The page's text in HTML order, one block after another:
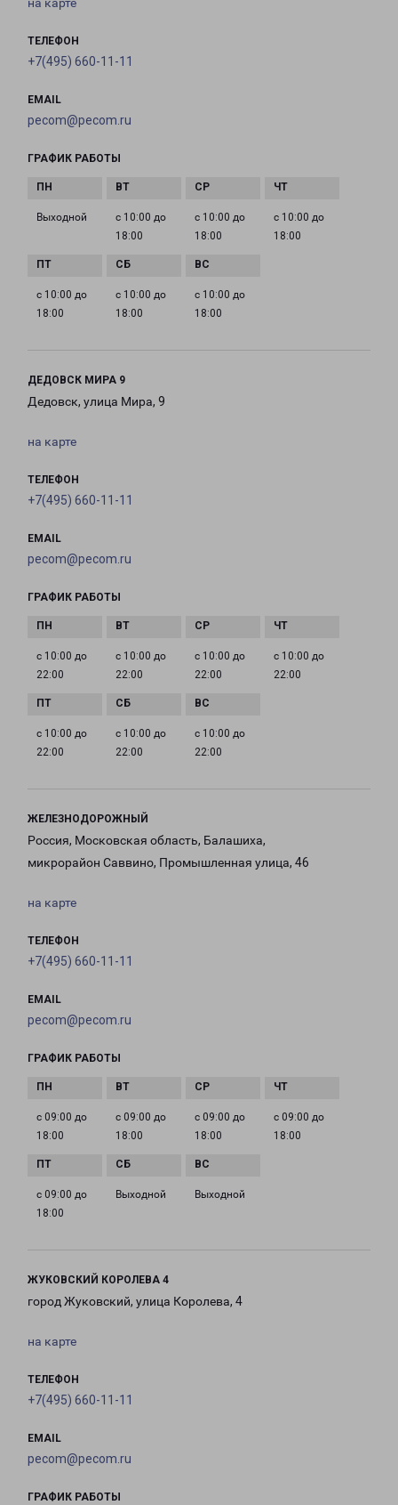
на карте
ТЕЛЕФОН
+7(495) 660-11-11
EMAIL
pecom@pecom.ru
ГРАФИК РАБОТЫ
Выходной
с 10:00 до
18:00
с 10:00 до
18:00
с 10:00 до
18:00
с 10:00 до
18:00
с 10:00 до
18:00
с 10:00 до
18:00
ДЕДОВСК МИРА 9
Дедовск, улица Мира, 9
на карте
ТЕЛЕФОН
+7(495) 660-11-11
EMAIL
pecom@pecom.ru
ГРАФИК РАБОТЫ
с 10:00 до
22:00
с 10:00 до
22:00
с 10:00 до
22:00
с 10:00 до
22:00
с 10:00 до
22:00
с 10:00 до
22:00
с 10:00 до
22:00
ЖЕЛЕЗНОДОРОЖНЫЙ
Россия, Московская область, Балашиха,
микрорайон Саввино, Промышленная улица, 46
на карте
ТЕЛЕФОН
+7(495) 660-11-11
EMAIL
pecom@pecom.ru
ГРАФИК РАБОТЫ
с 09:00 до
18:00
с 09:00 до
18:00
с 09:00 до
18:00
с 09:00 до
18:00
с 09:00 до
18:00
Выходной Выходной
ЖУКОВСКИЙ КОРОЛЕВА 4
город Жуковский, улица Королева, 4
на карте
ТЕЛЕФОН
+7(495) 660-11-11
EMAIL
pecom@pecom.ru
ГРАФИК РАБОТЫ